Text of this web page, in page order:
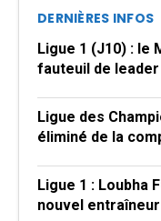
DERNIÈRES INFOS
Ligue 1 (J10) : le
fauteuil de leader
Ligue des
éliminé de la
Ligue 1 : Loubha
nouvel entraîneur